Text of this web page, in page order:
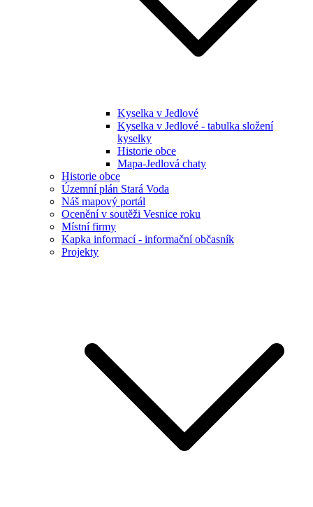
Kyselka v Jedlové
Kyselka v Jedlové - tabulka složení
kyselky
Historie obce
Mapa-Jedlová chaty
Historie obce
Územní plán Stará Voda
Náš mapový portál
Ocenění v soutěži Vesnice roku
Místní firmy
Kapka informací - informační občasník
Projekty